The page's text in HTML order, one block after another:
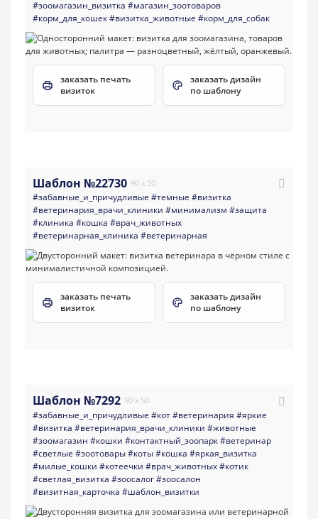
#зоомагазин_визитка #магазин_зоотоваров
#корм_для_кошек#визитка_животные #корм_для_собак
заказать печать
визиток
заказать дизайн
по шаблону
Шаблон №22730 90 x 50
#забавные_и_причудливые #темные #визитка
#ветеринария_врачи_клиники #минимализм #защита
#клиника #кошка #врач_животных
#ветеринарная_клиника #ветеринарная
заказать печать
визиток
заказать дизайн
по шаблону
Шаблон №7292 90 x 50
#забавные_и_причудливые #кот#ветеринария #яркие
#визитка #ветеринария_врачи_клиники #животные
#зоомагазин #кошки #контактный_зоопарк#ветеринар
#светлые #зоотовары#коты#кошка #яркая_визитка
#милые_кошки #котеечки #врач_животных#котик
#светлая_визитка #зоосалог#зоосалон
#визитная_карточка #шаблон_визитки